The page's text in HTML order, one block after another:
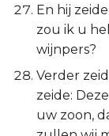
En hij
zou ik u
wijnpers?
Verder
zeide:
uw zoon,